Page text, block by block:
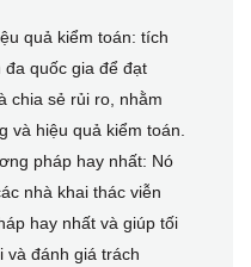
quả kiểm toán: tích
quốc gia để đạt
chia sẻ rủi ro, nhằm
và hiệu quả kiểm toán.
pháp hay nhất: Nó
nhà khai thác viễn
hay nhất và giúp tối
và đánh giá trách